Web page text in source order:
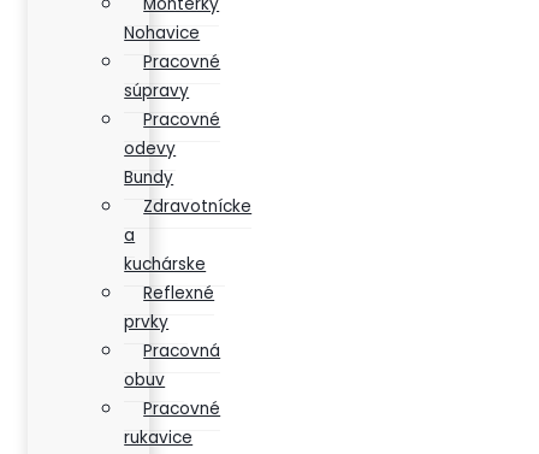
Montérky
Nohavice
Pracovné
súpravy
Pracovné
odevy
Bundy
Zdravotnícke
a
kuchárske
Reflexné
prvky
Pracovná
obuv
Pracovné
rukavice